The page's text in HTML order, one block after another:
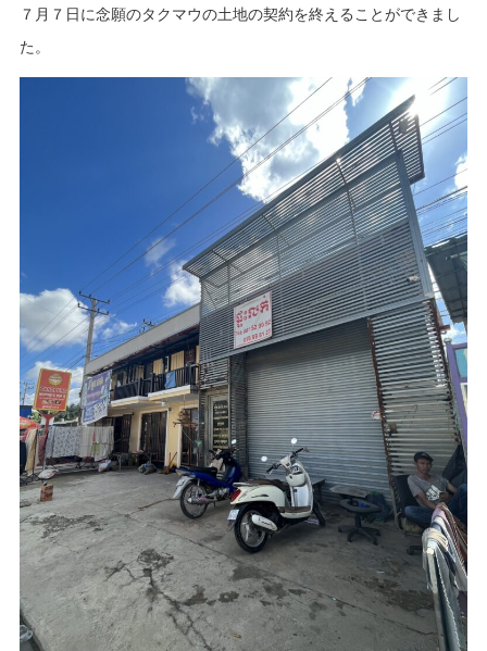
７月７日に念願のタクマウの土地の契約を終えることができまし
た。